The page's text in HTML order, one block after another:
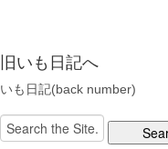
旧いも日記へ
いも日記(back number)
Search
for: